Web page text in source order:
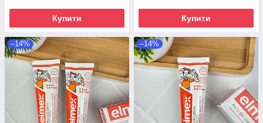
Купити Купити
–14% –14%